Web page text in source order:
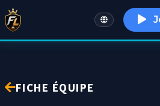
English
FICHE ÉQUIPE